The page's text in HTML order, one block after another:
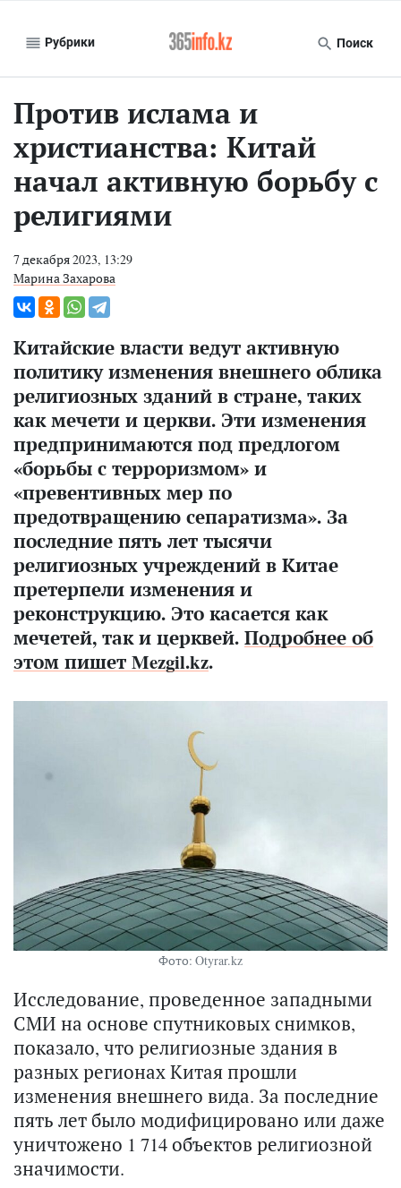
Рубрики Поиск
Против ислама и
христианства: Китай
начал активную борьбу с
религиями
7 декабря 2023, 13:29
Марина Захарова
Китайские власти ведут активную
политику изменения внешнего облика
религиозных зданий в стране, таких
как мечети и церкви. Эти изменения
предпринимаются под предлогом
«борьбы с терроризмом» и
«превентивных мер по
предотвращению сепаратизма». За
последние пять лет тысячи
религиозных учреждений в Китае
претерпели изменения и
реконструкцию. Это касается как
мечетей, так и церквей. Подробнее об
этом пишет Mezgil.kz.
Фото: Otyrar.kz
Исследование, проведенное западными
СМИ на основе спутниковых снимков,
показало, что религиозные здания в
разных регионах Китая прошли
изменения внешнего вида. За последние
пять лет было модифицировано или даже
уничтожено 1 714 объектов религиозной
значимости.